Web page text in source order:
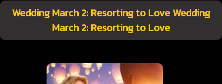
Wedding March 2: Resorting to Love Wedding
March 2: Resorting to Love